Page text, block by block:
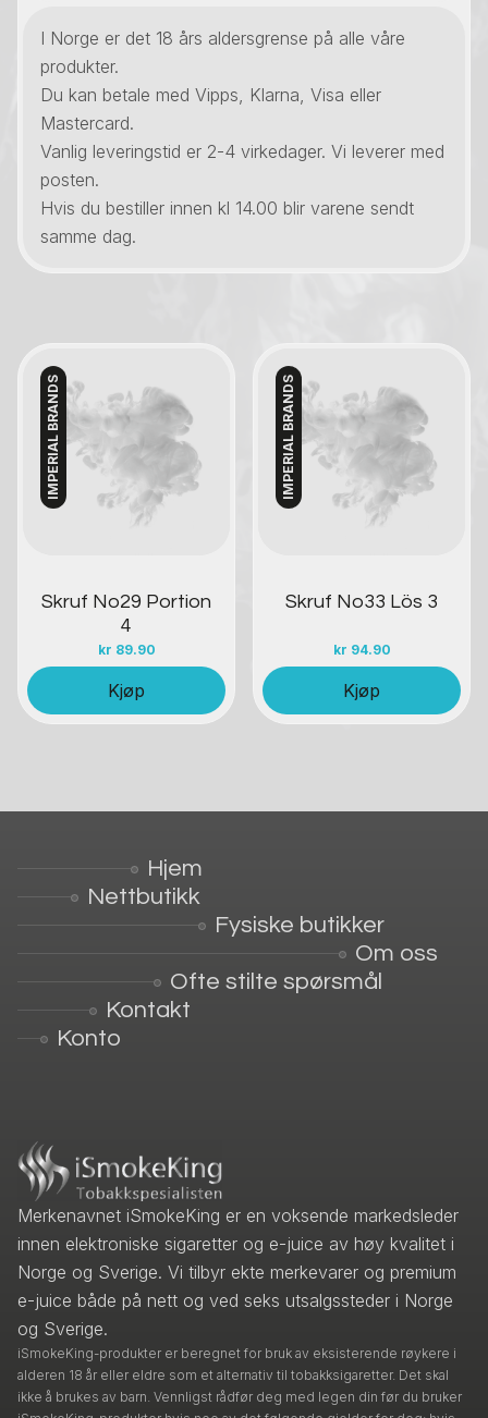
I Norge er det 18 års aldersgrense på alle våre
produkter.
Du kan betale med Vipps, Klarna, Visa eller
Mastercard.
Vanlig leveringstid er 2-4 virkedager. Vi leverer med
posten.
Hvis du bestiller innen kl 14.00 blir varene sendt
samme dag.
IMPERIAL BRANDS
Skruf No29 Portion
4
kr 89.90
Kontakt oss
Kjøp
IMPERIAL BRANDS
Skruf No33 Lös 3
kr 94.90
Kontakt oss
Kjøp
Hjem
Nettbutikk
Fysiske butikker
Om oss
Ofte stilte spørsmål
Kontakt
Konto
Merkenavnet iSmokeKing er en voksende markedsleder
innen elektroniske sigaretter og e-juice av høy kvalitet i
Norge og Sverige. Vi tilbyr ekte merkevarer og premium
e-juice både på nett og ved seks utsalgssteder i Norge
og Sverige.
iSmokeKing-produkter er beregnet for bruk av eksisterende røykere i
alderen 18 år eller eldre som et alternativ til tobakksigaretter. Det skal
ikke å brukes av barn. Vennligst rådfør deg med legen din før du bruker